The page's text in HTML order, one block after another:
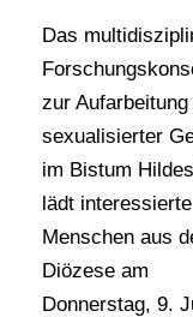
Das
zur
sexualisierter
im Bistum
lädt interessierte
Menschen aus
Diözese am
Donnerstag, 9.